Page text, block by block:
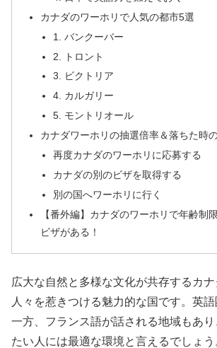
カナダのワーホリで人気の都市5選
1. バンクーバー
2. トロント
3. ビクトリア
4. カルガリー
5. モントリオール
カナダワーホリの抽選倍率＆落ちた時
再度カナダのワーホリに応募する
カナダの別のビザを取得する
別の国へワーホリに行く
【番外編】カナダのワーホリで年齢制
ビザがある！
広大な自然と多様な文化が共存するカ
人々を惹きつける魅力的な国です。英
一方、フランス語が話される地域もあ
たい人には最適な環境と言えるでしょう